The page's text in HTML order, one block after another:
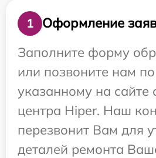
1
Оформление
Заполните форму
или позвоните нам
указанному на сайте
центра Hiper. Наш
перезвонит Вам для
деталей ремонта